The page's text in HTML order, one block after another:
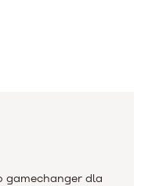
gamechanger dla